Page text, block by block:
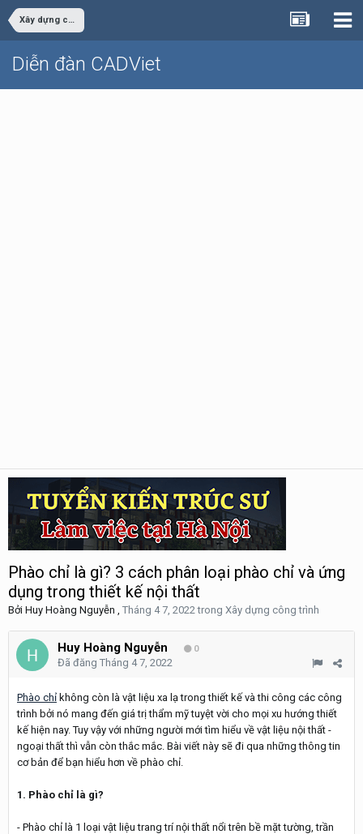
Xây dựng công trình
Diễn đàn CADViet
Phào chỉ là gì? 3 cách phân loại phào chỉ và ứng
dụng trong thiết kế nội thất
Bởi Huy Hoàng Nguyễn , Tháng 4 7, 2022trong Xây dựng công trình
Huy Hoàng Nguyễn 0
Đã đăng Tháng 4 7, 2022
Phào chỉ không còn là vật liệu xa lạ trong thiết kế và thi công các công
trình bởi nó mang đến giá trị thẩm mỹ tuyệt vời cho mọi xu hướng thiết
kế hiện nay. Tuy vậy với những người mới tìm hiểu về vật liệu nội thất -
ngoại thất thì vẫn còn thắc mắc. Bài viết này sẽ đi qua những thông tin
cơ bản để bạn hiểu hơn về phào chỉ.
1. Phào chỉ là gì?
- Phào chỉ là 1 loại vật liệu trang trí nội thất nổi trên bề mặt tường, trần